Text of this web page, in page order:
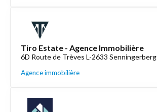
Tiro Estate - Agence Immobilière
6D Route de Trèves L-2633 Senningerberg
Agence immobilière